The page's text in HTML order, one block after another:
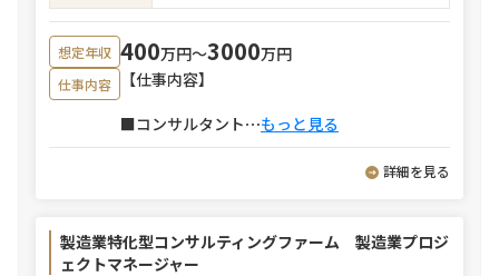
想定年収 400万円〜3000万円
仕事内容
【仕事内容】
■コンサルタント⋯もっと見る
詳細を見る
製造業特化型コンサルティングファーム 製造業プロジ
ェクトマネージャー